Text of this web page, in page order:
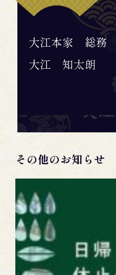
大江本家 総務
大江 知太朗
その他のお知らせ